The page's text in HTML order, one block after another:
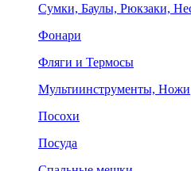
Сумки, Баулы, Рюкзаки,
Фонари
Фляги и Термосы
Мультиинструменты, Ножи
Посохи
Посуда